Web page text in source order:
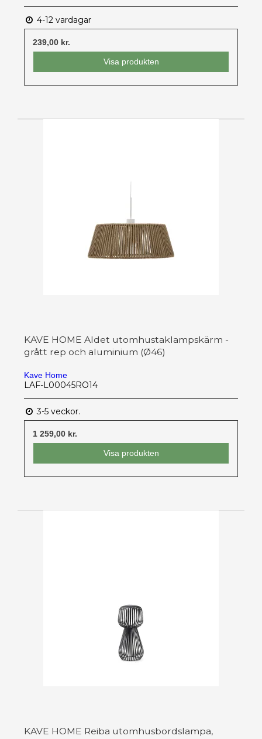
4-12 vardagar
239,00 kr.
Visa produkten
KAVE HOME Aldet utomhustaklampskärm -
grått rep och aluminium (Ø46)
Kave Home
LAF-L00045RO14
3-5 veckor.
1 259,00 kr.
Visa produkten
KAVE HOME Reiba utomhusbordslampa,